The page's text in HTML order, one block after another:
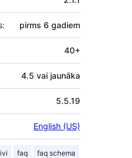
pirms 6 gadiem
40+
4.5 vai jaunāka
5.5.19
English (US)
faq faq schema